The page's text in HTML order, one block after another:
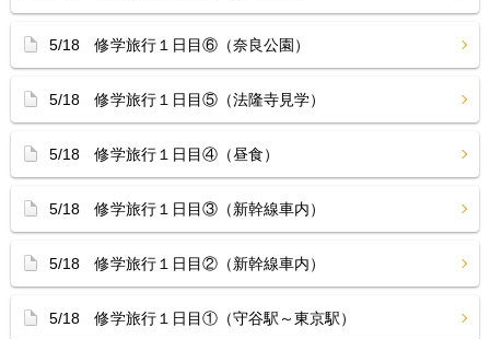
5/18 修学旅行１日目⑥（奈良公園）
5/18 修学旅行１日目⑤（法隆寺見学）
5/18 修学旅行１日目④（昼食）
5/18 修学旅行１日目③（新幹線車内）
5/18 修学旅行１日目②（新幹線車内）
5/18 修学旅行１日目①（守谷駅～東京駅）